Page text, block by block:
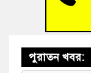
পুরাতন খবর: